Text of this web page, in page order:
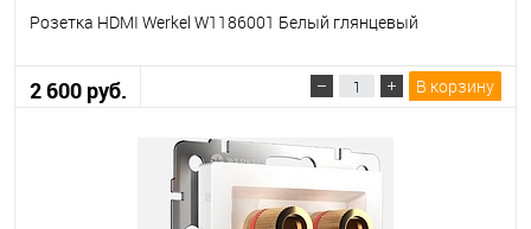
Розетка HDMI Werkel W1186001 Белый глянцевый
2 600 руб. В корзину